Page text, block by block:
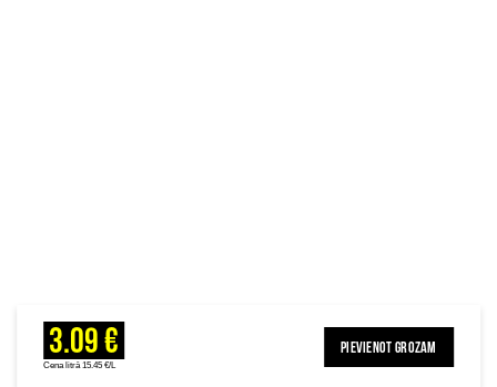
3.09 €
Cena litrā 15.45 €/L
PIEVIENOT GROZAM